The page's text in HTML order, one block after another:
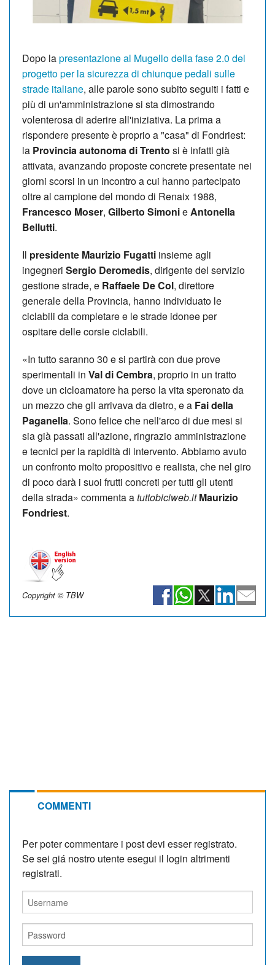
Dopo lapresentazione al Mugello della fase 2.0 del
progetto per la sicurezza di chiunque pedali sulle
strade italiane, alle parole sono subito seguiti i fatti e
più di un'amministrazione si sta dimostrando
volenterosa di aderire all'iniziativa. La prima a
rispondere presente è proprio a "casa" di Fondriest:
la Provincia autonoma di Trento si è infatti già
attivata, avanzando proposte concrete presentate nei
giorni scorsi in un incontro a cui hanno partecipato
oltre al campione del mondo di Renaix 1988,
Francesco Moser, Gilberto SimonieAntonella
Bellutti.
Il presidente Maurizio Fugatti insieme agli
ingegneri Sergio Deromedis, dirigente del servizio
gestione strade, e Raffaele De Col, direttore
generale della Provincia, hanno individuato le
ciclabili da completare e le strade idonee per
ospitare delle corsie ciclabili.
«In tutto saranno 30 e si partirà con due prove
sperimentali in Val di Cembra, proprio in un tratto
dove un cicloamatore ha perso la vita speronato da
un mezzo che gli arrivava da dietro, e a Fai della
Paganella. Sono felice che nell'arco di due mesi si
sia già passati all'azione, ringrazio amministrazione
e tecnici per la rapidità di intervento. Abbiamo avuto
un confronto molto propositivo e realista, che nel giro
di poco darà i suoi frutti concreti per tutti gli utenti
della strada» commenta atuttobiciweb.it Maurizio
Fondriest.
Copyright © TBW
COMMENTI
Per poter commentare i post devi esser registrato.
Se sei giá nostro utente esegui il login altrimenti
registrati.